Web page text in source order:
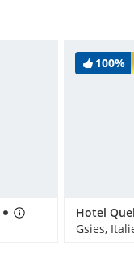
100%
Gsies,